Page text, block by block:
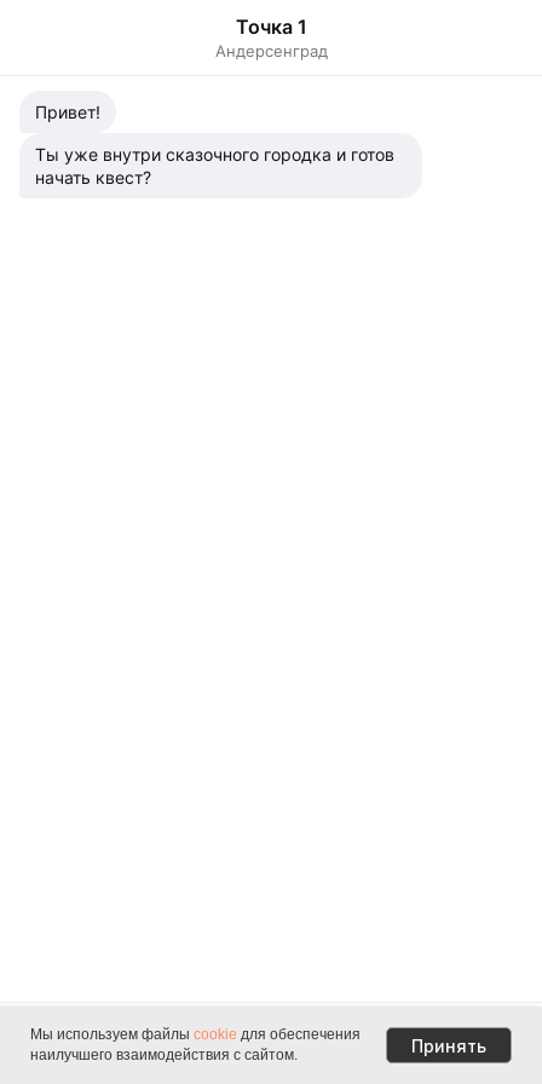
Точка 1
Андерсенград
Привет!
Ты уже внутри сказочного городка и готов
начать квест?
Да, я на месте
Мы используем файлы cookie для обеспечения
наилучшего взаимодействия с сайтом.
Принять